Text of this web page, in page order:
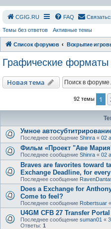
СGIG.RU FAQ
Темы без ответов Активные темы
Список форумов
Графические форматы
Новая тема
92 темы 1
Умное
Последнее сообщение Shinra « 02
Фильм «Проект "Аве
Последнее сообщение Shinra « 02
Braves are favorites toward
Exchange Deadline, for
Последнее сообщение
Does a Exchange for
Come to feel?
Последнее сообщение Robertsuar «
U4GM CFB 27 Transfer
Последнее сообщение suman01 «
Ответы: 1